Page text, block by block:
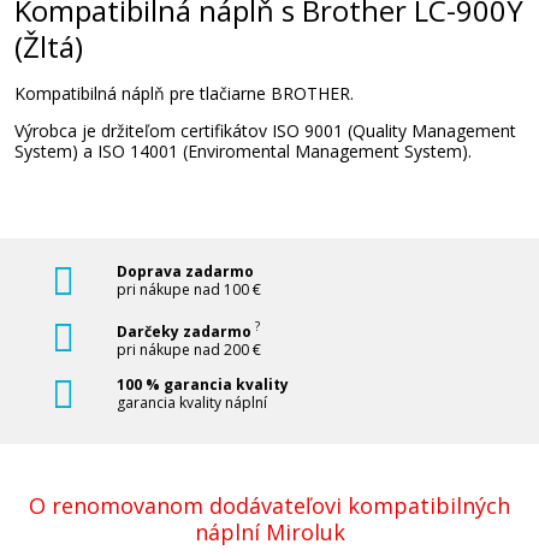
Kompatibilná náplň s Brother LC-900Y
(Žltá)
Kompatibilná náplň pre tlačiarne BROTHER.
Výrobca je držiteľom certifikátov ISO 9001 (Quality Management
System) a ISO 14001 (Enviromental Management System).
Doprava zadarmo
pri nákupe nad 100 €
Darčeky zadarmo ?
pri nákupe nad 200 €
100 % garancia kvality
garancia kvality náplní
O renomovanom dodávateľovi kompatibilných
náplní Miroluk